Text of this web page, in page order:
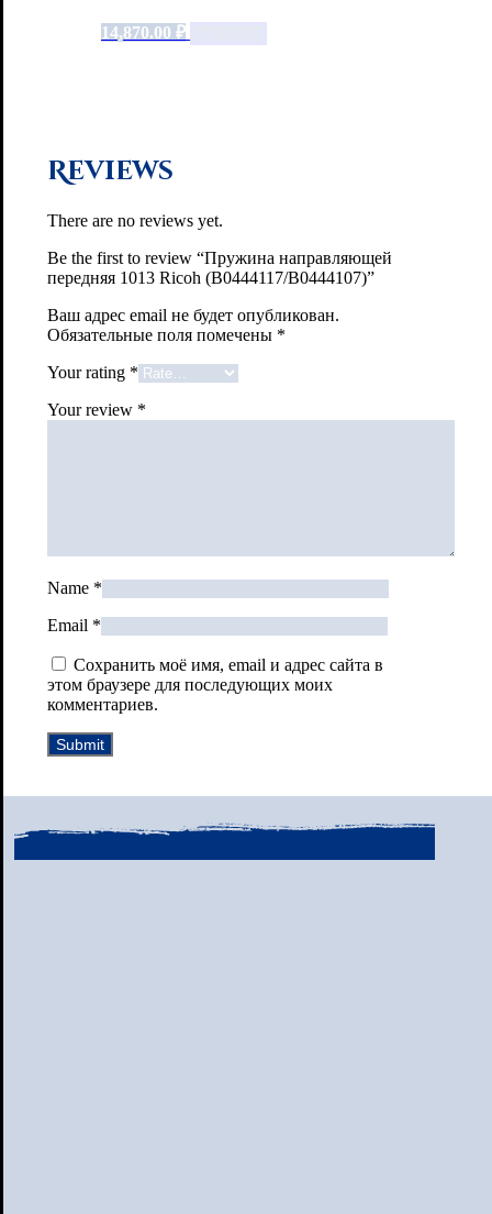
14,870.00 ₽
Reviews
There are no reviews yet.
Be the first to review “Пружина направляющей
передняя 1013 Ricoh (B0444117/B0444107)”
Ваш адрес email не будет опубликован.
Обязательные поля помечены *
Your rating *
Your review *
Name *
Email *
Сохранить моё имя, email и адрес сайта в
этом браузере для последующих моих
комментариев.